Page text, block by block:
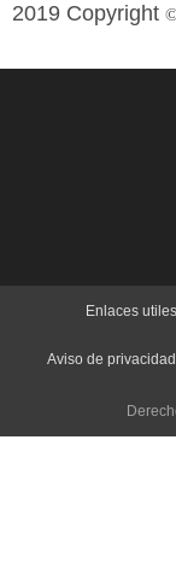
2019 Copyright
Enlaces utiles
Aviso de privacidad